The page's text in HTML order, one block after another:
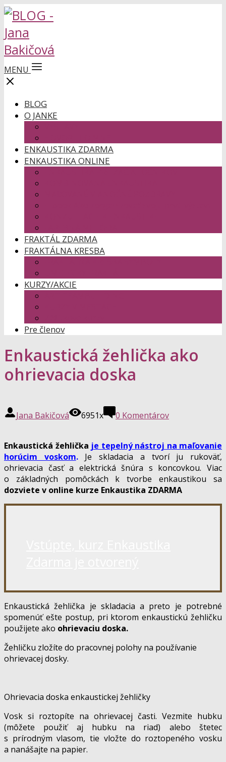
MENU
BLOG
O JANKE
ENKAUSTIKA ZDARMA
ENKAUSTIKA ONLINE
FRAKTÁL ZDARMA
FRAKTÁLNA KRESBA
KURZY/AKCIE
Pre členov
Enkaustická žehlička ako
ohrievacia doska
Jana Bakičová 6951x 0 Komentárov
Enkaustická žehlička je tepelný nástroj na maľovanie
horúcim voskom.Je skladacia a tvorí ju rukoväť,
ohrievacia časť a elektrická šnúra s koncovkou. Viac
o základných pomôckách k tvorbe enkaustikou sa
dozviete v online kurze Enkaustika ZDARMA
Enkaustická žehlička je skladacia a preto je potrebné
spomenúť ešte postup, pri ktorom enkaustickú žehličku
použijete ako ohrievaciu doska.
Žehličku zložíte do pracovnej polohy na používanie
ohrievacej dosky.
Ohrievacia doska enkaustickej žehličky
Vosk si roztopíte na ohrievacej časti. Vezmite hubku
(môžete použiť aj hubku na riad) alebo štetec
s prírodným vlasom, tie vložte do roztopeného vosku
a nanášajte na papier.